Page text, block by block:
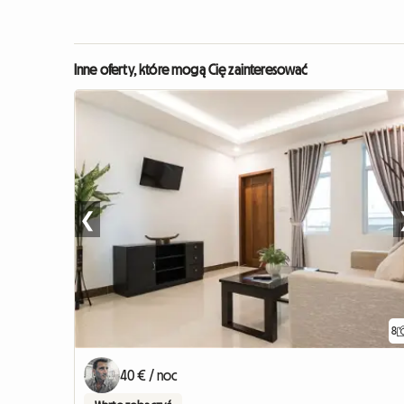
Inne oferty, które mogą Cię zainteresować
8
❮
40 € / noc